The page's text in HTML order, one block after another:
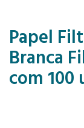
Papel
Branca
com